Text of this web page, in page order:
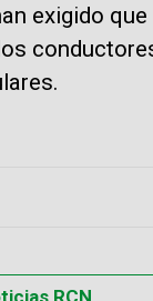
exigido